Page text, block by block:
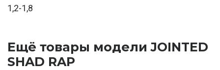
1,2-1,8
Ещё товары модели JOINTED
SHAD RAP